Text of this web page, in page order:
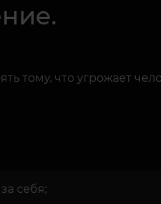
тому, что угрожает
себя;